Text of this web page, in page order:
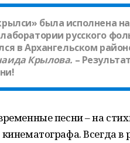
была исполнена
русского
в Архангельском
Крылова. –
песни – на
Всегда в